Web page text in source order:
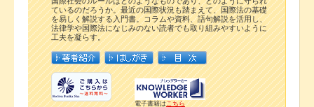
ているのだろうか。最近の国際状況も踏まえて、国際法の基礎
を易しく解説する入門書。コラムや資料、語句解説を活用し、
法律学や国際法になじみのない読者でも取り組みやすいように
工夫を凝らす。
電子書籍はこちら